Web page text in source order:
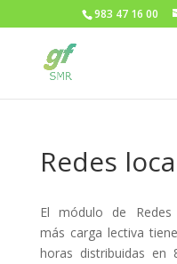
983 47 16 00
Redes
El módulo de
más carga lectiva
horas distribuidas en